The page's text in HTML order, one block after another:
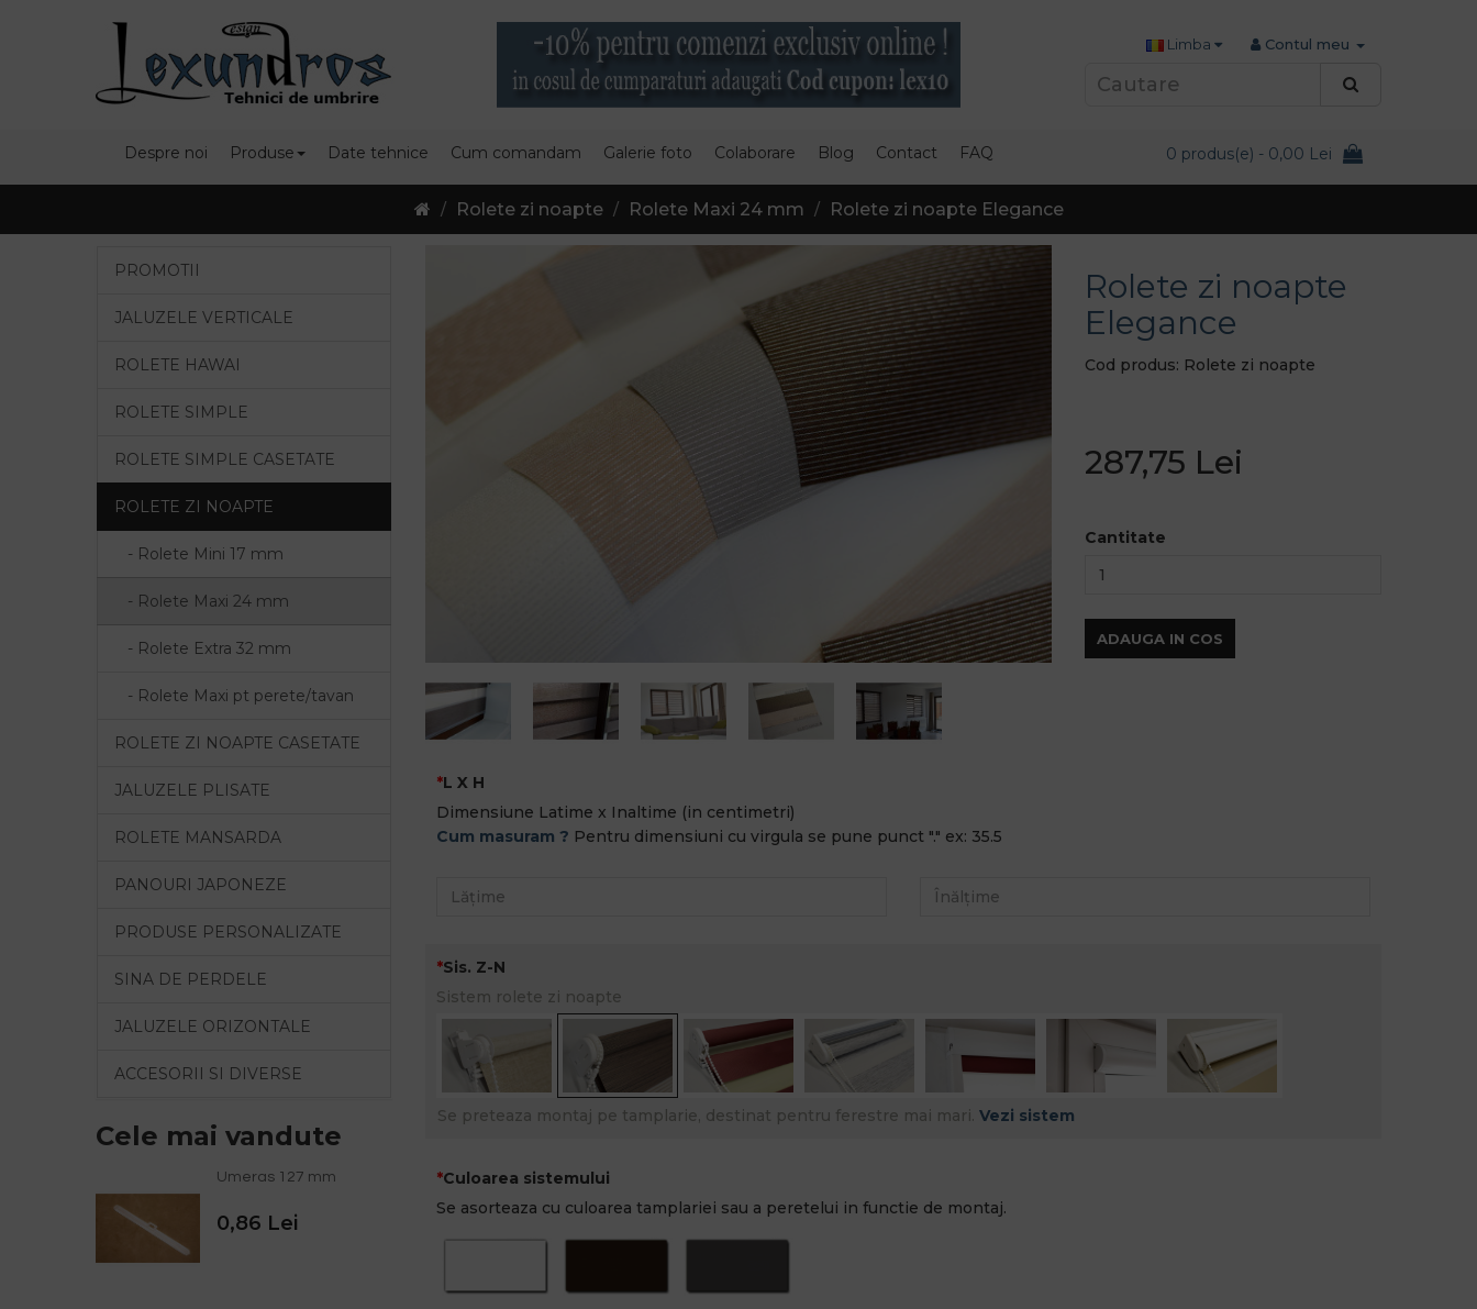
Contul meu
Limba
Despre noi Produse Date tehnice Cum comandam Galerie foto Colaborare Blog Contact FAQ 0 produs(e) - 0,00 Lei
Rolete zi noapte Rolete Maxi 24 mm Rolete zi noapte Elegance
PROMOTII
JALUZELE VERTICALE
ROLETE HAWAI
ROLETE SIMPLE
ROLETE SIMPLE CASETATE
ROLETE ZI NOAPTE
- Rolete Mini 17 mm
- Rolete Maxi 24 mm
- Rolete Extra 32 mm
- Rolete Maxi pt perete/tavan
ROLETE ZI NOAPTE CASETATE
JALUZELE PLISATE
ROLETE MANSARDA
PANOURI JAPONEZE
PRODUSE PERSONALIZATE
SINA DE PERDELE
JALUZELE ORIZONTALE
ACCESORII SI DIVERSE
Cele mai vandute
Umeras 127 mm
0,86 Lei
Rolete zi noapte
Elegance
Cod produs: Rolete zi noapte
287,75 Lei
Cantitate
ADAUGA IN COS
L X H
Dimensiune Latime x Inaltime (in centimetri)
Cum masuram ? Pentru dimensiuni cu virgula se pune punct "." ex: 35.5
Sis. Z-N
Sistem rolete zi noapte
Se preteaza montaj pe tamplarie, destinat pentru ferestre mai mari. Vezi sistem
Culoarea sistemului
Se asorteaza cu culoarea tamplariei sau a peretelui in functie de montaj.